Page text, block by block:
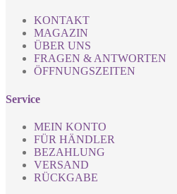
KONTAKT
MAGAZIN
ÜBER UNS
FRAGEN & ANTWORTEN
ÖFFNUNGSZEITEN
Service
MEIN KONTO
FÜR HÄNDLER
BEZAHLUNG
VERSAND
RÜCKGABE